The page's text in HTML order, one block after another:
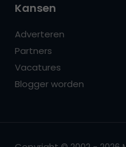
Kansen
Adverteren
Partners
Vacatures
Blogger worden